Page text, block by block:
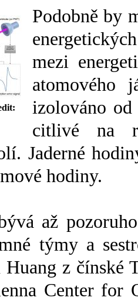
Podobně by
mezi
atomového
izolováno
citlivé na
Jaderné
hodiny.
až
týmy a
z čínské
Center for